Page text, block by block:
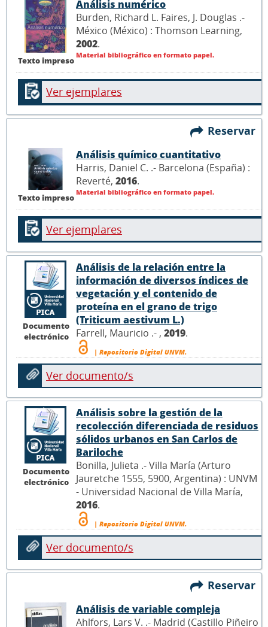
Texto impreso
Análisis numérico
Burden, Richard L. Faires, J. Douglas .-
México (México) : Thomson Learning,
2002.
Material bibliográfico en formato papel.
Ver ejemplares
Reservar
Texto impreso
Análisis químico cuantitativo
Harris, Daniel C. .- Barcelona (España) :
Reverté, 2016.
Material bibliográfico en formato papel.
Ver ejemplares
Documento
electrónico
Análisis de la relación entre la
información de diversos índices de
vegetación y el contenido de
proteína en el grano de trigo
(Triticum aestivum L.)
Farrell, Mauricio .- , 2019.
| Repositorio Digital UNVM.
Ver documento/s
Documento
electrónico
Análisis sobre la gestión de la
recolección diferenciada de residuos
sólidos urbanos en San Carlos de
Bariloche
Bonilla, Julieta .- Villa María (Arturo
Jauretche 1555, 5900, Argentina) : UNVM
- Universidad Nacional de Villa María,
2016.
| Repositorio Digital UNVM.
Ver documento/s
Reservar
Análisis de variable compleja
Ahlfors, Lars V. .- Madrid (Castillo Piñeiro